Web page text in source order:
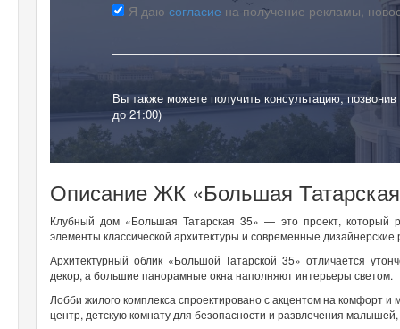
Я даю согласие на получение рекламы,
Вы также можете получить консультацию,
до 21:00)
Описание ЖК «Большая
Клубный дом «Большая Татарская 35» — это проект, который
элементы классической архитектуры и современные
Архитектурный облик «Большой Татарской 35» отличается
декор, а большие панорамные окна наполняют интерьеры светом.
Лобби жилого комплекса спроектировано с акцентом на комфорт
центр, детскую комнату для безопасности и развлечения